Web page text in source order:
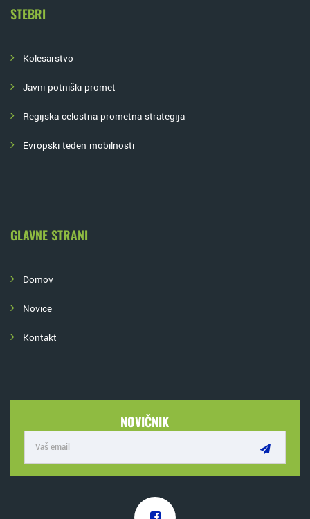
STEBRI
Kolesarstvo
Javni potniški promet
Regijska celostna prometna strategija
Evropski teden mobilnosti
GLAVNE STRANI
Domov
Novice
Kontakt
NOVIČNIK